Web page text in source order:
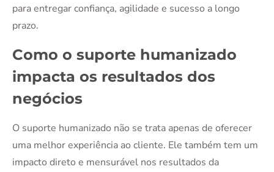
para entregar confiança, agilidade e sucesso a longo
prazo.
Como o suporte humanizado
impacta os resultados dos
negócios
O suporte humanizado não se trata apenas de oferecer
uma melhor experiência ao cliente. Ele também tem um
impacto direto e mensurável nos resultados da